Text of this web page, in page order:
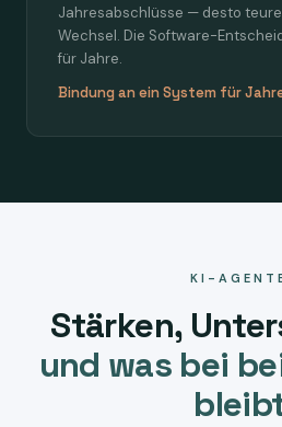
Jahresabschlüsse — desto
Wechsel. Die Software-
für Jahre.
Bindung an ein System für
KI-
Stärken,
und was bei